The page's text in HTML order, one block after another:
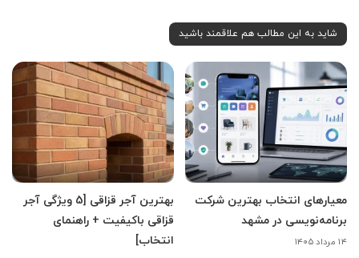
شاید به این مطالب هم علاقمند باشید
معیارهای انتخاب بهترین شرکت
برنامه‌نویسی در مشهد
۱۴ مرداد ۱۴۰۵
بهترین آجر قزاقی [5 ویژگی آجر
قزاقی باکیفیت + راهنمای
انتخاب]